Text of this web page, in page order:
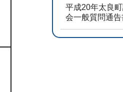
平成20年太良
会一般質問通告